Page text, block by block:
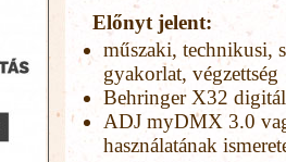
Előnyt jelent:
műszaki, technikusi,
gyakorlat, végzettség
Behringer X32
ADJ myDMX 3.0
használatának